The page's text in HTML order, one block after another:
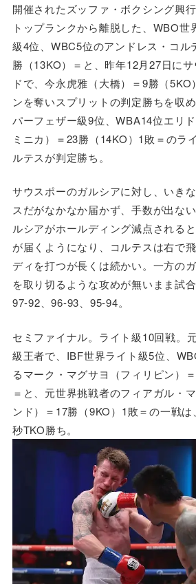
開催されたズッファ・ボクシング興
トップランクから離脱した、WBO世
級4位、WBC5位のアンドレス・コル
勝（13KO）＝と、昨年12月27日に
ドで、今永虎雅（大橋）＝9勝（
ンを奪いスプリットの判定勝ちを収
パーフェザー級9位、WBA14位エリ
ミニカ）＝23勝（14KO）1敗＝のラ
ルテスが判定勝ち。
サウスポーのガルシアに対し、いき
スだがなかなか届かず、手数が出な
ルシアがホールディング減点される
が届くようになり、コルテスは右で
ディを打つが長くは続かい。一方の
を取り切るような攻めが無いまま試
97-92、96-93、95-94。
セミファイナル。ライト級10回戦。
級王者で、IBF世界ライト級5位、
るマーク・マグサヨ（フィリピン）
＝と、元世界挑戦者のフィアガル・
ンド）＝17勝（9KO）1敗＝の一戦
秒TKO勝ち。